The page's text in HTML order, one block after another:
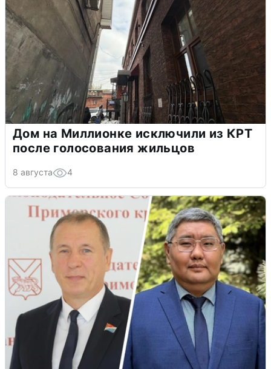
Дом на Миллионке исключили из КРТ
после голосования жильцов
8 августа 4